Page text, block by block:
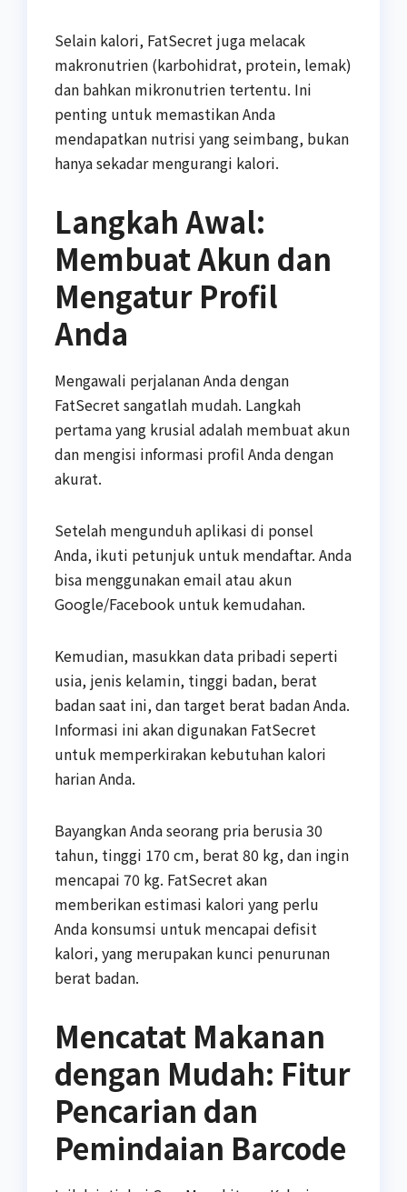
Selain kalori, FatSecret juga melacak
makronutrien (karbohidrat, protein, lemak)
dan bahkan mikronutrien tertentu. Ini
penting untuk memastikan Anda
mendapatkan nutrisi yang seimbang, bukan
hanya sekadar mengurangi kalori.
Langkah Awal:
Membuat Akun dan
Mengatur Profil
Anda
Mengawali perjalanan Anda dengan
FatSecret sangatlah mudah. Langkah
pertama yang krusial adalah membuat akun
dan mengisi informasi profil Anda dengan
akurat.
Setelah mengunduh aplikasi di ponsel
Anda, ikuti petunjuk untuk mendaftar. Anda
bisa menggunakan email atau akun
Google/Facebook untuk kemudahan.
Kemudian, masukkan data pribadi seperti
usia, jenis kelamin, tinggi badan, berat
badan saat ini, dan target berat badan Anda.
Informasi ini akan digunakan FatSecret
untuk memperkirakan kebutuhan kalori
harian Anda.
Bayangkan Anda seorang pria berusia 30
tahun, tinggi 170 cm, berat 80 kg, dan ingin
mencapai 70 kg. FatSecret akan
memberikan estimasi kalori yang perlu
Anda konsumsi untuk mencapai defisit
kalori, yang merupakan kunci penurunan
berat badan.
Mencatat Makanan
dengan Mudah: Fitur
Pencarian dan
Pemindaian Barcode